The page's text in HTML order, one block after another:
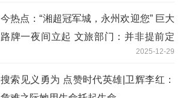
今热点：“湘超冠军城，永州欢迎您” 巨大
路牌一夜间立起 文旅部门：并非提前定
2025-12-29
搜索见义勇为 点赞时代英雄|卫辉李红：